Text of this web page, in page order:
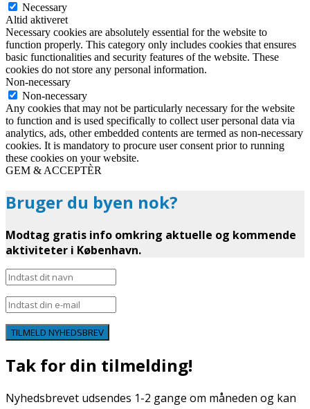
Necessary
Altid aktiveret
Necessary cookies are absolutely essential for the website to
function properly. This category only includes cookies that ensures
basic functionalities and security features of the website. These
cookies do not store any personal information.
Non-necessary
Non-necessary
Any cookies that may not be particularly necessary for the website
to function and is used specifically to collect user personal data via
analytics, ads, other embedded contents are termed as non-necessary
cookies. It is mandatory to procure user consent prior to running
these cookies on your website.
GEM & ACCEPTÈR
Bruger du byen nok?
Modtag gratis info omkring aktuelle og kommende
aktiviteter i København.
TILMELD NYHEDSBREV
Tak for din tilmelding!
Nyhedsbrevet udsendes 1-2 gange om måneden og kan